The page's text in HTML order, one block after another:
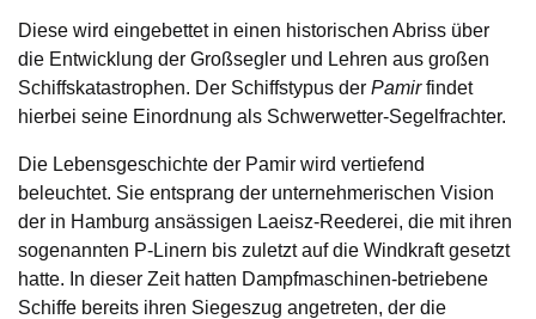
Diese wird eingebettet in einen historischen Abriss über
die Entwicklung der Großsegler und Lehren aus großen
Schiffskatastrophen. Der Schiffstypus der Pamirfindet
hierbei seine Einordnung als Schwerwetter-Segelfrachter.
Die Lebensgeschichte der Pamir wird vertiefend
beleuchtet. Sie entsprang der unternehmerischen Vision
der in Hamburg ansässigen Laeisz-Reederei, die mit ihren
sogenannten P-Linern bis zuletzt auf die Windkraft gesetzt
hatte. In dieser Zeit hatten Dampfmaschinen-betriebene
Schiffe bereits ihren Siegeszug angetreten, der die